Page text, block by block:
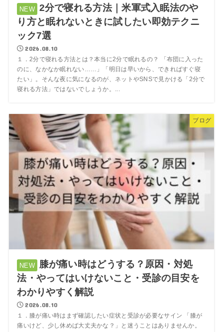
2分で寝れる方法｜米軍式入眠法のや
り方と眠れないときに試したい即効テクニ
ック7選
2026.08.10
１．2分で寝れる方法とは？本当に2分で眠れるの？ 「布団に入った
のに、なかなか眠れない……」「明日は早いから、できればすぐ寝
たい」。そんな夜に気になるのが、ネットやSNSで見かける「2分で
寝れる方法」ではないでしょうか。...
ブログ
膝が痛い時はどうする？原因・対処
法・やってはいけないこと・受診の目安を
わかりやすく解説
2026.08.10
１．膝が痛い時はまず確認したい症状と受診が必要なサイン 「膝が
痛いけど、少し休めば大丈夫かな？」と迷うことはありませんか。